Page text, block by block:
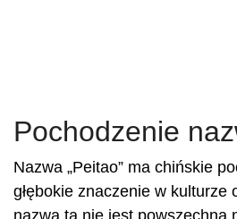
Pochodzenie
Nazwa „Peitao” ma chińskie
głębokie znaczenie w kulturze
nazwa ta nie jest powszechna